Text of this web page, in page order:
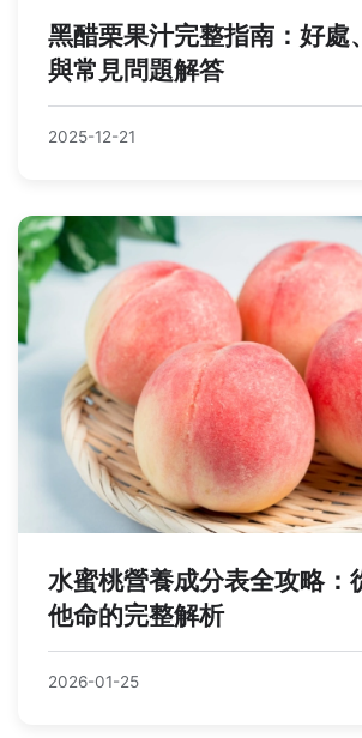
黑醋栗果汁完整指南：好處
與常見問題解答
2025-12-21
水蜜桃營養成分表全攻略：
他命的完整解析
2026-01-25